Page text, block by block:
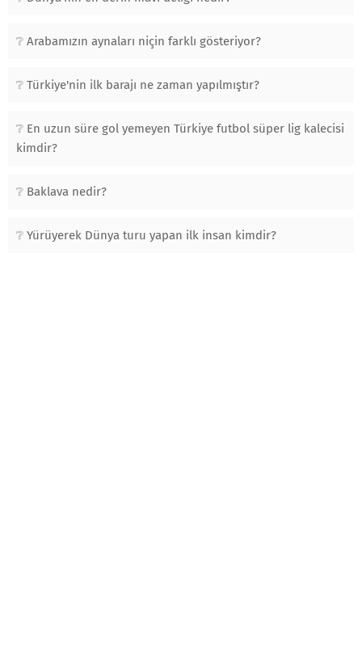
Arabamızın aynaları niçin farklı gösteriyor?
Türkiye'nin ilk barajı ne zaman yapılmıştır?
En uzun süre gol yemeyen Türkiye futbol süper lig kalecisi
kimdir?
Baklava nedir?
Yürüyerek Dünya turu yapan ilk insan kimdir?